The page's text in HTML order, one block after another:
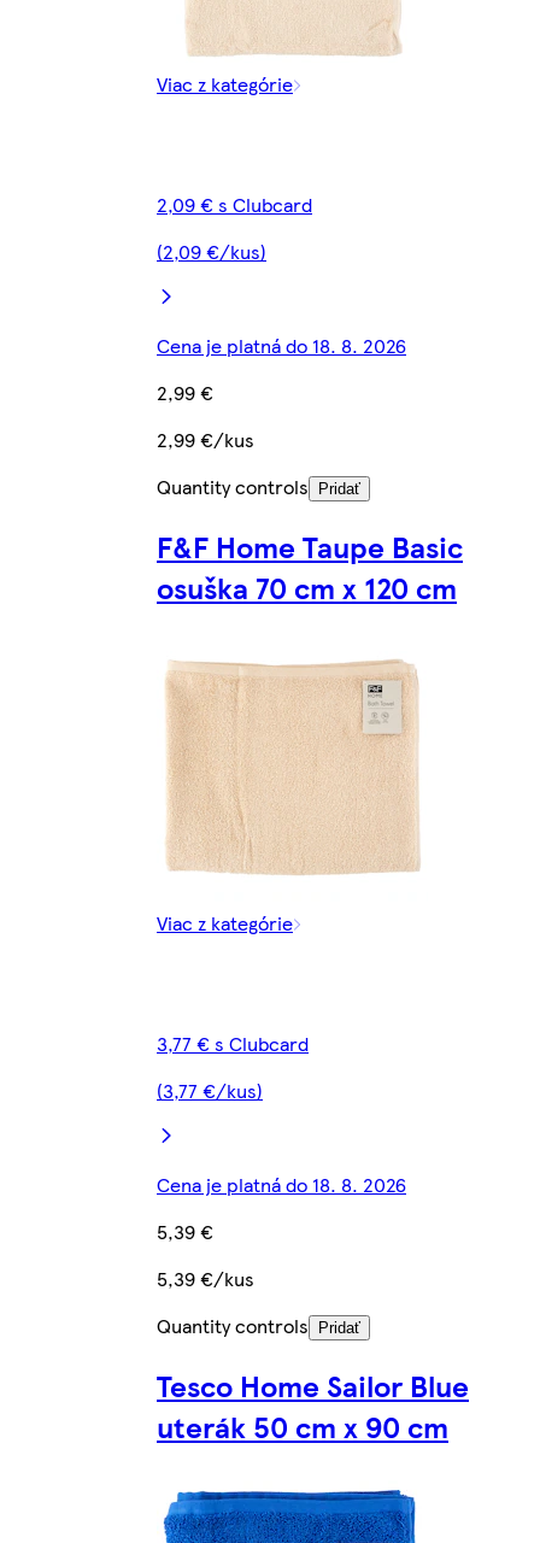
Viac z kategórie
2,09 € s Clubcard
(2,09 €/kus)
Cena je platná do 18. 8. 2026
2,99 €
2,99 €/kus
Quantity controls
Pridať
F&F Home Taupe Basic
osuška 70 cm x 120 cm
Viac z kategórie
3,77 € s Clubcard
(3,77 €/kus)
Cena je platná do 18. 8. 2026
5,39 €
5,39 €/kus
Quantity controls
Pridať
Tesco Home Sailor Blue
uterák 50 cm x 90 cm